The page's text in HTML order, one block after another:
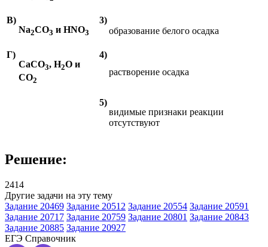
В)
Na2CO3 и HNO3
3)
образование белого осадка
Г)
CaCO3, H2O и
СО2
4)
растворение осадка
5)
видимые признаки реакции
отсутствуют
Решение:
2414
Другие задачи на эту тему
Задание 20469 Задание 20512 Задание 20554 Задание 20591
Задание 20717 Задание 20759 Задание 20801 Задание 20843
Задание 20885 Задание 20927
ЕГЭ Справочник